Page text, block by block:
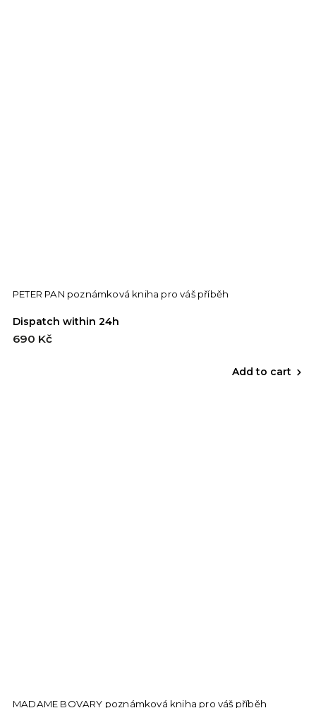
PETER PAN poznámková kniha pro váš příběh
Dispatch within 24h
690 Kč
Add to cart
MADAME BOVARY poznámková kniha pro váš příběh